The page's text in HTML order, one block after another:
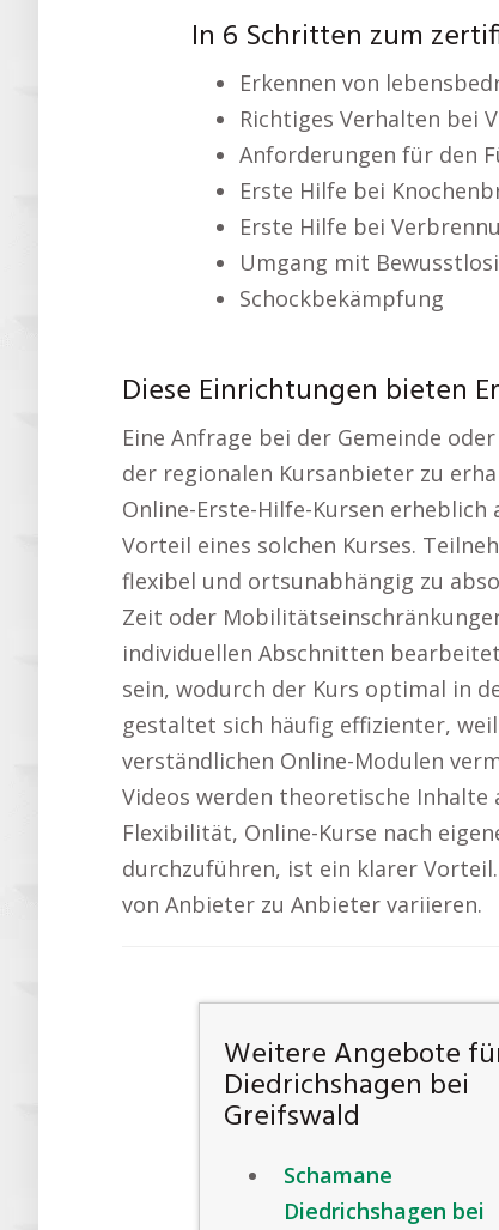
In 6 Schritten zum
Erkennen von
Richtiges Verhalten bei
Anforderungen für den
Erste Hilfe bei
Erste Hilfe bei
Umgang mit
Schockbekämpfung
Diese Einrichtungen bieten
Eine Anfrage bei der Gemeinde
der regionalen Kursanbieter zu
Online-Erste-Hilfe-Kursen
Vorteil eines solchen Kurses.
flexibel und ortsunabhängig zu
Zeit oder
individuellen Abschnitten
sein, wodurch der Kurs optimal in
gestaltet sich häufig effizienter,
verständlichen Online-Modulen
Videos werden theoretische
Flexibilität, Online-Kurse nach
durchzuführen, ist ein klarer
von Anbieter zu Anbieter variieren.
Weitere Angebote
Diedrichshagen bei
Greifswald
Schamane
Diedrichshagen bei